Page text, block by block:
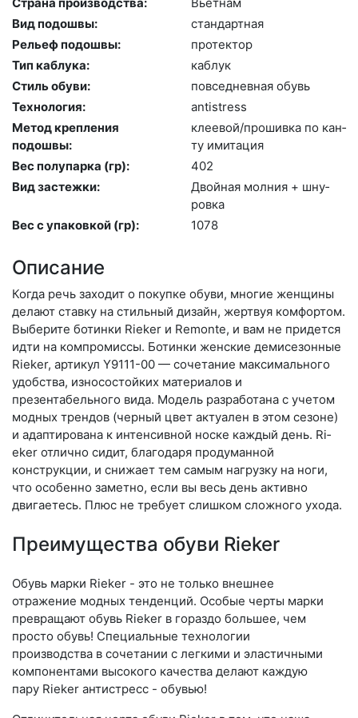
Вид подошвы:
стан­дарт­ная
Рельеф подошвы:
про­тек­тор
Тип каблука:
каб­лук
Стиль обуви:
пов­седнев­ная обувь
Технология:
an­tist­ress
Метод крепления
подошвы:
кле­евой/про­шив­ка по кан­
ту ими­тация
Вес полупарка (гр):
402
Вид застежки:
Двой­ная мол­ния + шну­
ров­ка
Вес с упаковкой (гр):
1078
Описание
Когда речь заходит о покупке обуви, многие женщины
делают ставку на стильный дизайн, жертвуя комфортом.
Выберите бо­тин­ки Rieker и Remonte, и вам не придется
идти на компромиссы. Ботинки женские демисезонные
Rieker, артикул Y9111-00 — сочетание максимального
удобства, износостойких материалов и
презентабельного вида. Модель разработана с учетом
модных трендов (чер­ный цвет актуален в этом сезоне)
и адаптирована к интенсивной носке каждый день. Ri­
eker отлично сидит, благодаря продуманной
конструкции, и снижает тем самым нагрузку на ноги,
что особенно заметно, если вы весь день активно
двигаетесь. Плюс не требует слишком сложного ухода.
Преимущества обуви Rieker
Обувь марки Rieker - это не только внешнее
отражение модных тенденций. Особые черты марки
превращают обувь Rieker в гораздо большее, чем
просто обувь! Специальные технологии
производства в сочетании с легкими и эластичными
компонентами высокого качества делают каждую
пару Rieker антистресс - обувью!